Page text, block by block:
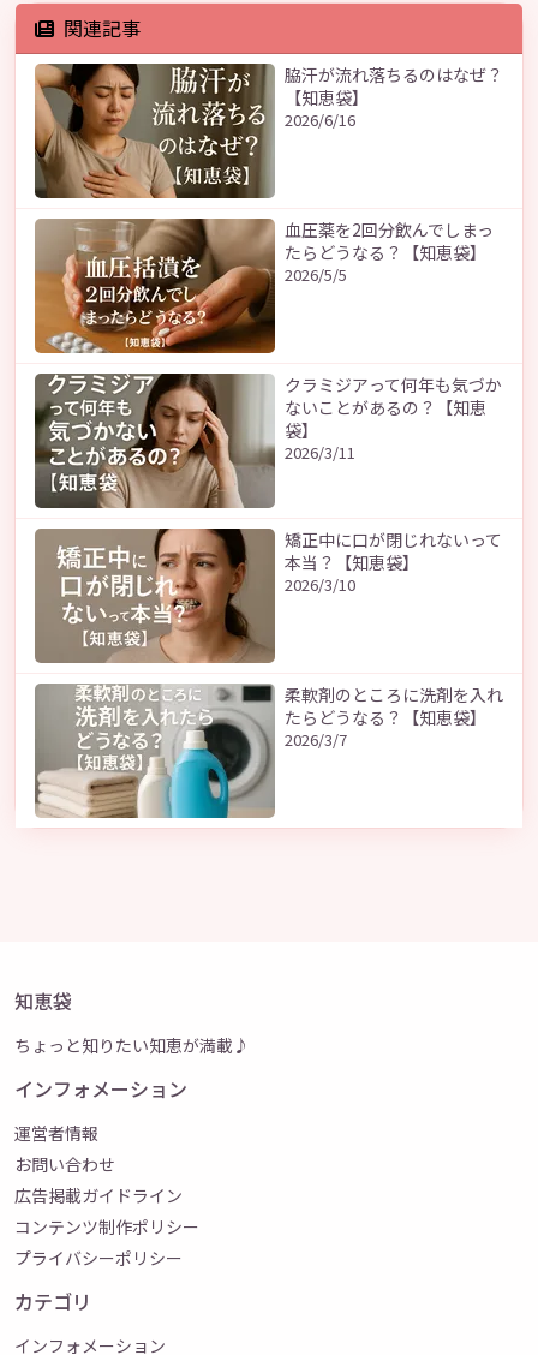
関連記事
脇汗が流れ落ちるのはなぜ？
【知恵袋】
2026/6/16
血圧薬を2回分飲んでしまっ
たらどうなる？【知恵袋】
2026/5/5
クラミジアって何年も気づか
ないことがあるの？【知恵
袋】
2026/3/11
矯正中に口が閉じれないって
本当？【知恵袋】
2026/3/10
柔軟剤のところに洗剤を入れ
たらどうなる？【知恵袋】
2026/3/7
知恵袋
ちょっと知りたい知恵が満載♪
インフォメーション
運営者情報
お問い合わせ
広告掲載ガイドライン
コンテンツ制作ポリシー
プライバシーポリシー
カテゴリ
インフォメーション